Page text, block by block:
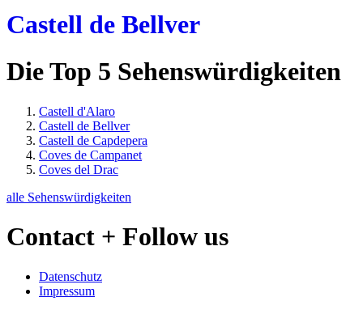
Castell de Bellver
Die Top 5 Sehenswürdigkeiten
Castell d'Alaro
Castell de Bellver
Castell de Capdepera
Coves de Campanet
Coves del Drac
alle Sehenswürdigkeiten
Contact + Follow us
Datenschutz
Impressum